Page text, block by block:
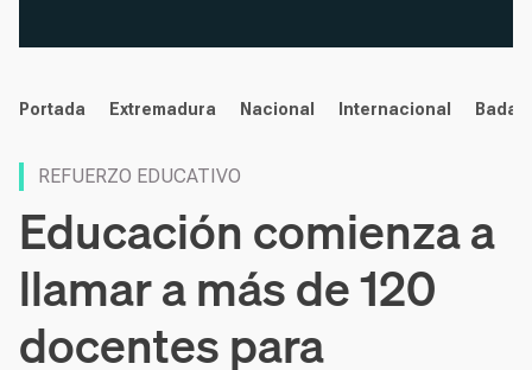
noticias
Portada Extremadura Nacional Internacional
REFUERZO EDUCATIVO
Educación comienza a
llamar a más de 120
docentes para